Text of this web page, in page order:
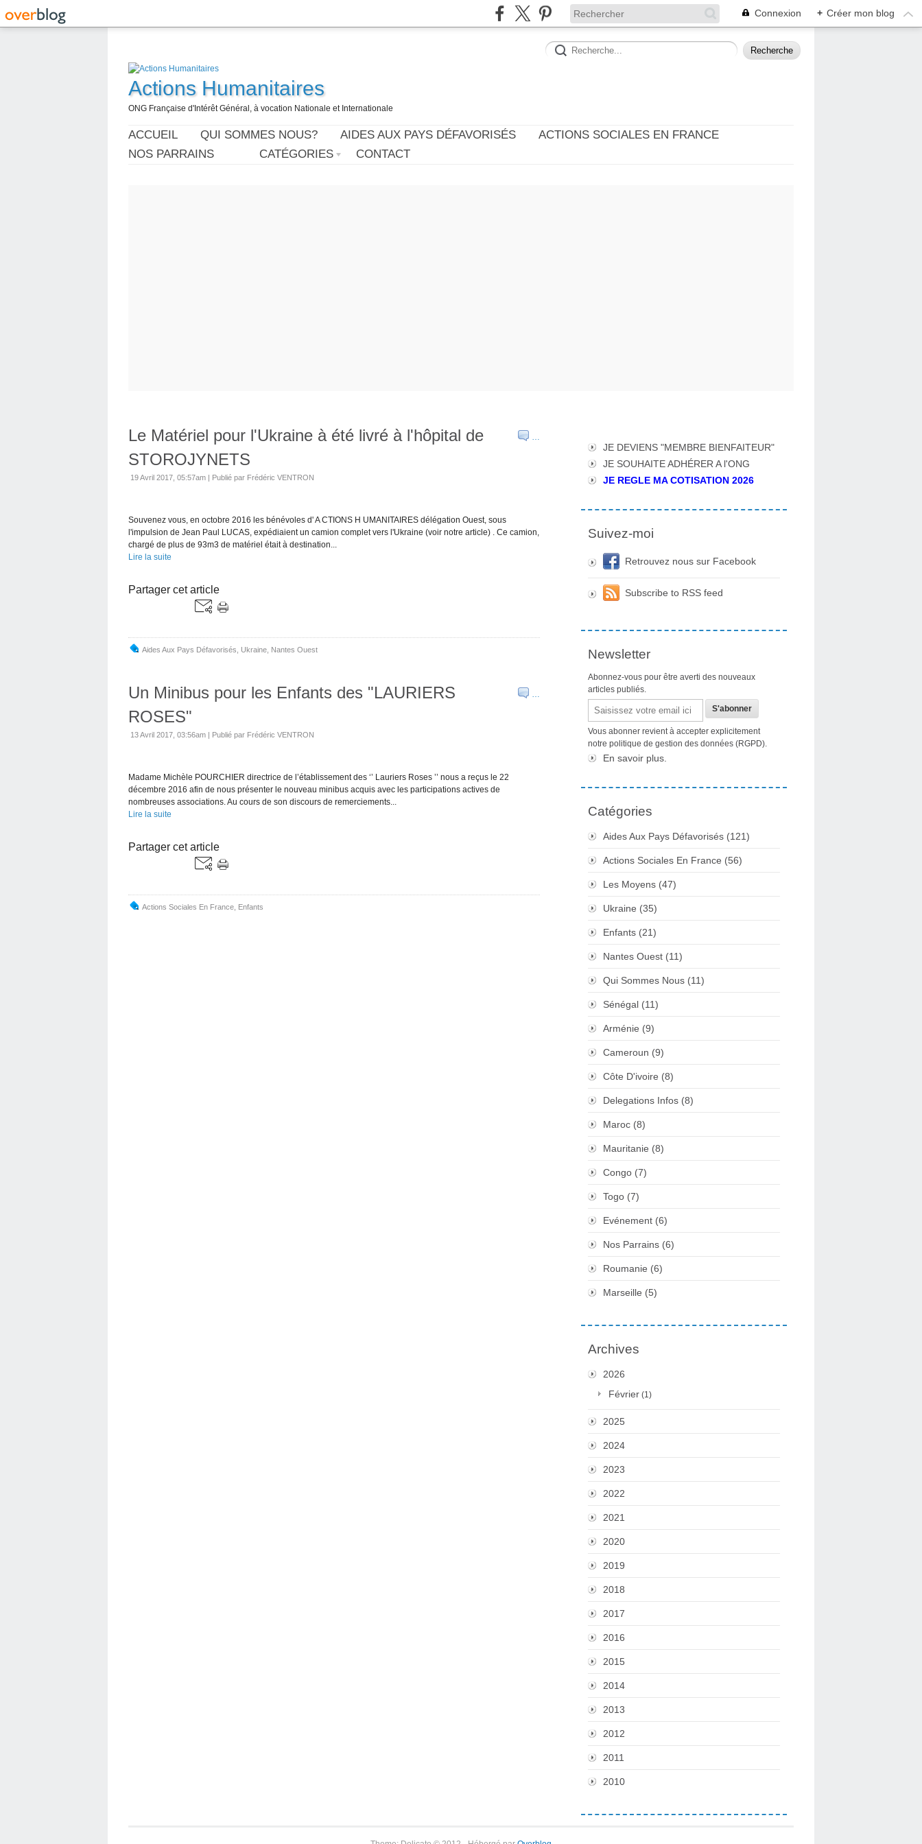
Connexion + Créer mon blog
Actions Humanitaires
ONG Française d'Intérêt Général, à vocation Nationale et Internationale
ACCUEIL QUI SOMMES NOUS? AIDES AUX PAYS DÉFAVORISÉS
ACTIONS SOCIALES EN FRANCE
NOS PARRAINS
CATÉGORIES CONTACT
…
Le Matériel pour l'Ukraine à été livré à l'hôpital de
STOROJYNETS
19 Avril 2017, 05:57am | Publié par Frédéric VENTRON
Souvenez vous, en octobre 2016 les bénévoles d' A CTIONS H UMANITAIRES délégation Ouest, sous
l'impulsion de Jean Paul LUCAS, expédiaient un camion complet vers l'Ukraine (voir notre article) . Ce camion,
chargé de plus de 93m3 de matériel était à destination...
Lire la suite
Partager cet article
Aides Aux Pays Défavorisés Ukraine Nantes Ouest
…
Un Minibus pour les Enfants des "LAURIERS
ROSES"
13 Avril 2017, 03:56am | Publié par Frédéric VENTRON
Madame Michèle POURCHIER directrice de l’établissement des ‘’ Lauriers Roses ’’ nous a reçus le 22
décembre 2016 afin de nous présenter le nouveau minibus acquis avec les participations actives de
nombreuses associations. Au cours de son discours de remerciements...
Lire la suite
Partager cet article
Actions Sociales En France Enfants
JE DEVIENS "MEMBRE BIENFAITEUR"
JE SOUHAITE ADHÉRER A l'ONG
JE REGLE MA COTISATION 2026
Suivez-moi
Retrouvez nous sur Facebook
Subscribe to RSS feed
Newsletter
Abonnez-vous pour être averti des nouveaux
articles publiés.
Email
Vous abonner revient à accepter explicitement
notre politique de gestion des données (RGPD).
En savoir plus.
Catégories
Aides Aux Pays Défavorisés (121)
Actions Sociales En France (56)
Les Moyens (47)
Ukraine (35)
Enfants (21)
Nantes Ouest (11)
Qui Sommes Nous (11)
Sénégal (11)
Arménie (9)
Cameroun (9)
Côte D'ivoire (8)
Delegations Infos (8)
Maroc (8)
Mauritanie (8)
Congo (7)
Togo (7)
Evénement (6)
Nos Parrains (6)
Roumanie (6)
Marseille (5)
Archives
2026
Février (1)
2025
2024
2023
2022
2021
2020
2019
2018
2017
2016
2015
2014
2013
2012
2011
2010